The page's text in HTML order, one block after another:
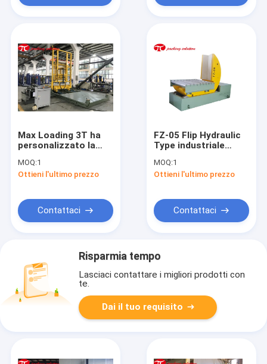
Max Loading 3T ha
personalizzato la
d'affari della
muffa/giralingotti
scivolamento
MOQ:1
Ottieni l'ultimo prezzo
Contattaci
FZ-05 Flip Hydraulic
Type industriale
macchina di volume
d'affari della bobina
MOQ:1
Ottieni l'ultimo prezzo
Contattaci
Risparmia tempo
Lasciaci contattare i migliori prodotti con
te.
Dai il tuo requisito